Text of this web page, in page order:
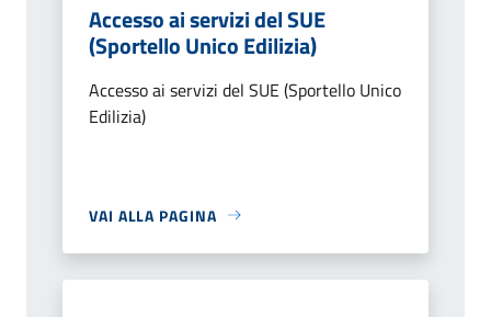
Accesso ai servizi del SUE
(Sportello Unico Edilizia)
Accesso ai servizi del SUE (Sportello Unico
Edilizia)
VAI ALLA PAGINA